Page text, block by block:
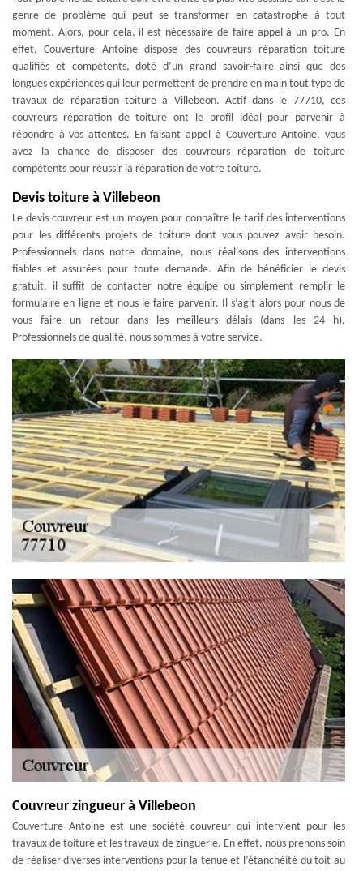
genre de problème qui peut se transformer en catastrophe à tout
moment. Alors, pour cela, il est nécessaire de faire appel à un pro. En
effet, Couverture Antoine dispose des couvreurs réparation toiture
qualifiés et compétents, doté d’un grand savoir-faire ainsi que des
longues expériences qui leur permettent de prendre en main tout type de
travaux de réparation toiture à Villebeon. Actif dans le 77710, ces
couvreurs réparation de toiture ont le profil idéal pour parvenir à
répondre à vos attentes. En faisant appel à Couverture Antoine, vous
avez la chance de disposer des couvreurs réparation de toiture
compétents pour réussir la réparation de votre toiture.
Devis toiture à Villebeon
Le devis couvreur est un moyen pour connaître le tarif des interventions
pour les différents projets de toiture dont vous pouvez avoir besoin.
Professionnels dans notre domaine, nous réalisons des interventions
fiables et assurées pour toute demande. Afin de bénéficier le devis
gratuit, il suffit de contacter notre équipe ou simplement remplir le
formulaire en ligne et nous le faire parvenir. Il s’agit alors pour nous de
vous faire un retour dans les meilleurs délais (dans les 24 h).
Professionnels de qualité, nous sommes à votre service.
Couvreur zingueur à Villebeon
Couverture Antoine est une société couvreur qui intervient pour les
travaux de toiture et les travaux de zinguerie. En effet, nous prenons soin
de réaliser diverses interventions pour la tenue et l’étanchéité du toit au